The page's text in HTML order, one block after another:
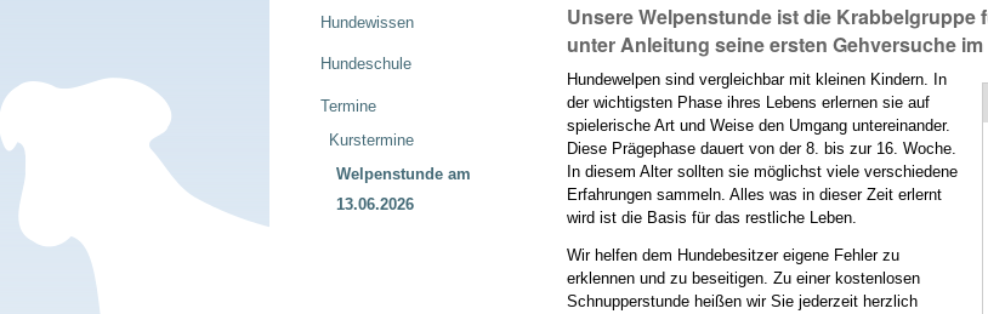
Unsere Welpenstunde ist die Krabbelgruppe
unter Anleitung seine ersten Gehversuche
Hundewelpen sind vergleichbar mit kleinen Kindern. In
der wichtigsten Phase ihres Lebens erlernen sie auf
spielerische Art und Weise den Umgang untereinander.
Diese Prägephase dauert von der 8. bis zur 16. Woche.
In diesem Alter sollten sie möglichst viele verschiedene
Erfahrungen sammeln. Alles was in dieser Zeit erlernt
wird ist die Basis für das restliche Leben.
Wir helfen dem Hundebesitzer eigene Fehler zu
erklennen und zu beseitigen. Zu einer kostenlosen
Schnupperstunde heißen wir Sie jederzeit herzlich
Hundewissen
Hundeschule
Termine
Kurstermine
Welpenstunde am
13.06.2026